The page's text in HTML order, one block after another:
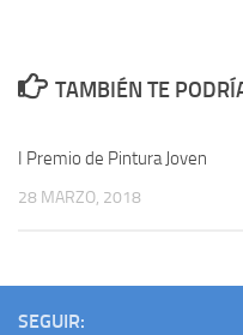
TAMBIÉN TE
I Premio de Pintura Joven
28 MARZO, 2018
SEGUIR: